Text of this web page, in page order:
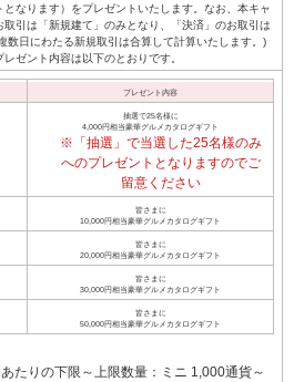
となります）をプレゼントいたします。なお、本キャ
取引は「新規建て」のみとなり、「決済」のお取引は
数日にわたる新規取引は合算して計算いたします。)
ゼント内容は以下のとおりです。
プレゼント内容
抽選で25名様に
4,000円相当豪華グルメカタログギフト
※ 「抽選」で当選した25名様のみ
へのプレゼントとなりますのでご
留意ください
皆さまに
10,000円相当豪華グルメカタログギフト
皆さまに
20,000円相当豪華グルメカタログギフト
皆さまに
30,000円相当豪華グルメカタログギフト
皆さまに
50,000円相当豪華グルメカタログギフト
たりの下限～上限数量：ミニ 1,000通貨～